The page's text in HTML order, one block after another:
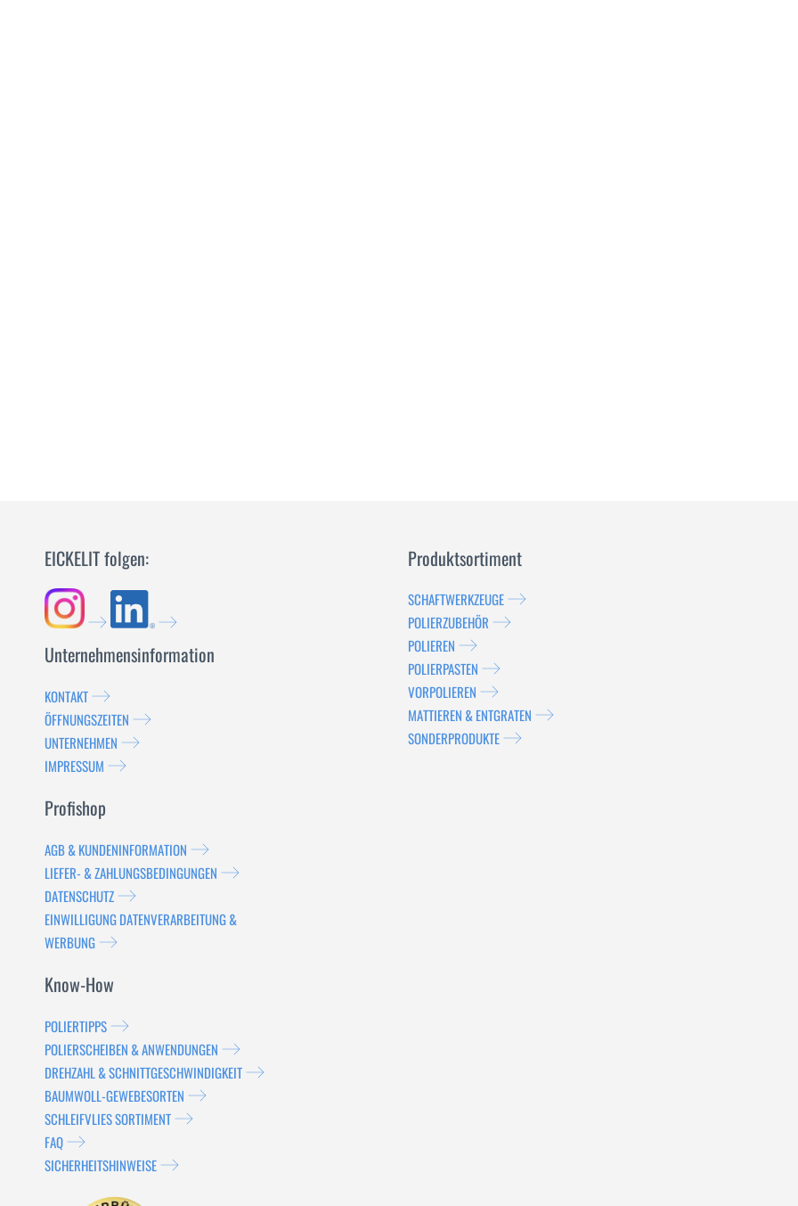
EICKELIT folgen:
Unternehmensinformation
KONTAKT
ÖFFNUNGSZEITEN
UNTERNEHMEN
IMPRESSUM
Profishop
AGB & KUNDENINFORMATION
LIEFER- & ZAHLUNGSBEDINGUNGEN
DATENSCHUTZ
EINWILLIGUNG DATENVERARBEITUNG &
WERBUNG
Know-How
POLIERTIPPS
POLIERSCHEIBEN & ANWENDUNGEN
DREHZAHL & SCHNITTGESCHWINDIGKEIT
BAUMWOLL-GEWEBESORTEN
SCHLEIFVLIES SORTIMENT
FAQ
SICHERHEITSHINWEISE
Produktsortiment
SCHAFTWERKZEUGE
POLIERZUBEHÖR
POLIEREN
POLIERPASTEN
VORPOLIEREN
MATTIEREN & ENTGRATEN
SONDERPRODUKTE